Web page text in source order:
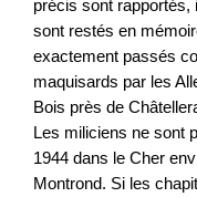
précis sont
sont restés en
exactement passés
maquisards par les
Bois près de
Les miliciens ne sont
1944 dans le Cher
Montrond. Si les